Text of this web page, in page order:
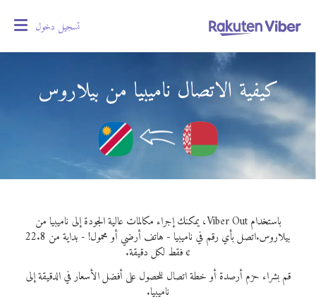
تسجيل دخول
كيفية الاتصال ناميبيا من بيلاروس
باستخدام Viber Out، يمكنك إجراء مكالمات عالية الجودة إلى ناميبيا من
بيلاروس.
اتصل بأي رقم في ناميبيا - هاتف أرضي أو محمول! - بداية من 22.8
¢ فقط لكل دقيقة.
قم بشراء حزم أرصدة أو خطة اتصال للحصول على أفضل الأسعار في الدقيقة إلى
ناميبيا.